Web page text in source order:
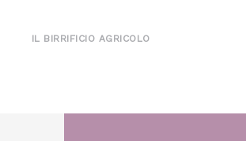
IL BIRRIFICIO AGRICOLO